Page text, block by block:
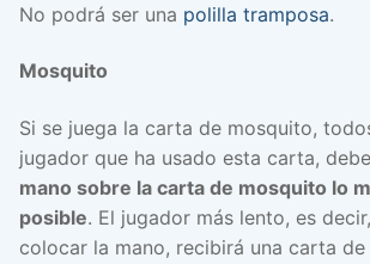
No podrá ser una polilla tramposa.
Mosquito
Si se juega la carta de mosquito,
jugador que ha usado esta carta,
mano sobre la carta de mosquito lo
posible. El jugador más lento, es
colocar la mano, recibirá una carta